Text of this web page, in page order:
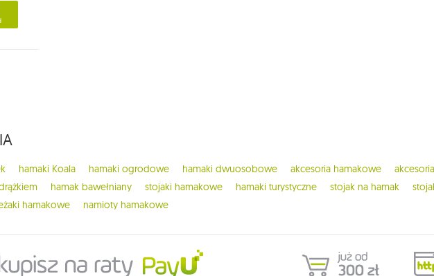
hamaki Koala hamaki ogrodowe hamaki dwuosobowe akcesoria hamakowe
hamak bawełniany stojaki hamakowe hamaki turystyczne stojak na hamak
hamakowe namioty hamakowe